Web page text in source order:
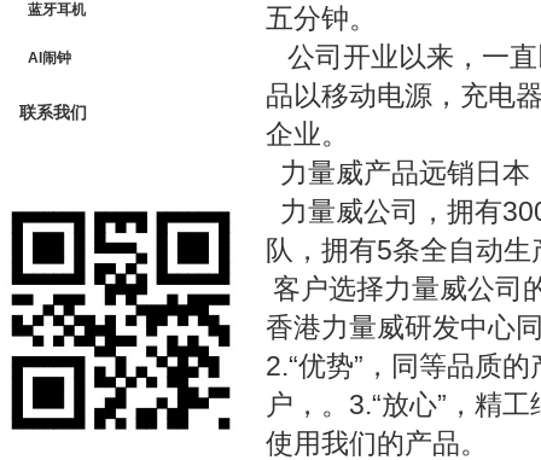
五分钟。
公司开业以来，一
品以移动电源，充电
企业。
力量威产品远销日
力量威公司，拥有
队，拥有5条全自动
客户选择力量威公司
香港力量威研发中心
2.“优势”，同等品质
户，。3.“放心”，精
使用我们的产品。
蓝牙耳机
AI闹钟
联系我们